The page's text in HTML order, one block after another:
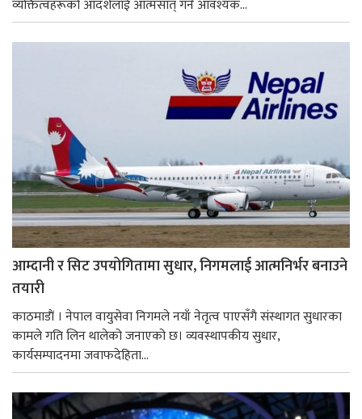
व्यक्तित्वहरूको आदर्शलाई आत्मसात् गर्न आवश्यक...
आम्दानी र सिट उपयोगितामा सुधार, निगमलाई आत्मनिर्भर बनाउने
तयारी
काठमाडाैं । नेपाल वायुसेवा निगमले नयाँ नेतृत्व पाएसँगै संस्थागत सुधारका
कामले गति लिन थालेको जनाएको छ। व्यवस्थापकीय सुधार,
कार्यसम्पादनमा जवाफदेहिता...